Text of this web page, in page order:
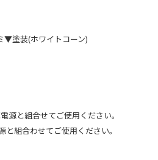
▼塗装(ホワイトコーン)
源と組合せてご使用ください。
組合わせてご使用ください。